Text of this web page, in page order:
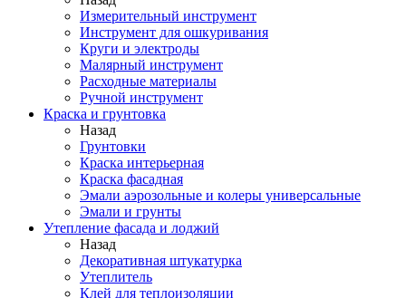
Измерительный инструмент
Инструмент для ошкуривания
Круги и электроды
Малярный инструмент
Расходные материалы
Ручной инструмент
Краска и грунтовка
Назад
Грунтовки
Краска интерьерная
Краска фасадная
Эмали аэрозольные и колеры универсальные
Эмали и грунты
Утепление фасада и лоджий
Назад
Декоративная штукатурка
Утеплитель
Клей для теплоизоляции